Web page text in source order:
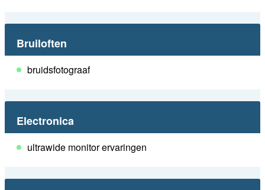
Bruiloften
bruidsfotograaf
Electronica
ultrawide monitor ervaringen